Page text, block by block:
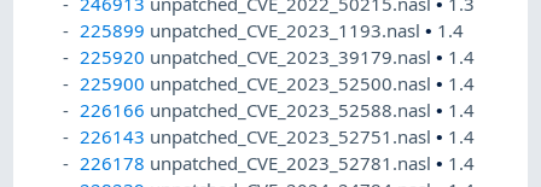
225899 unpatched_CVE_2023_1193.nasl• 1.4
225920 unpatched_CVE_2023_39179.nasl• 1.4
225900 unpatched_CVE_2023_52500.nasl• 1.4
226166 unpatched_CVE_2023_52588.nasl• 1.4
226143 unpatched_CVE_2023_52751.nasl• 1.4
226178 unpatched_CVE_2023_52781.nasl• 1.4